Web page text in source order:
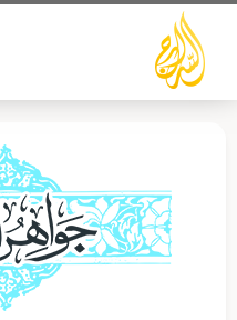
تخطي
المحتوى